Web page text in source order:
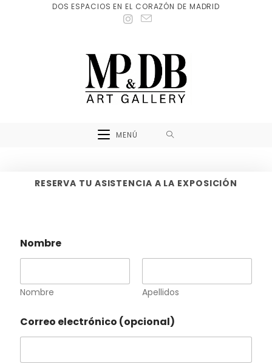
DOS ESPACIOS EN EL CORAZÓN DE MADRID
MENÚ
RESERVA TU ASISTENCIA A LA EXPOSICIÓN
Nombre
Nombre Apellidos
Correo electrónico (opcional)